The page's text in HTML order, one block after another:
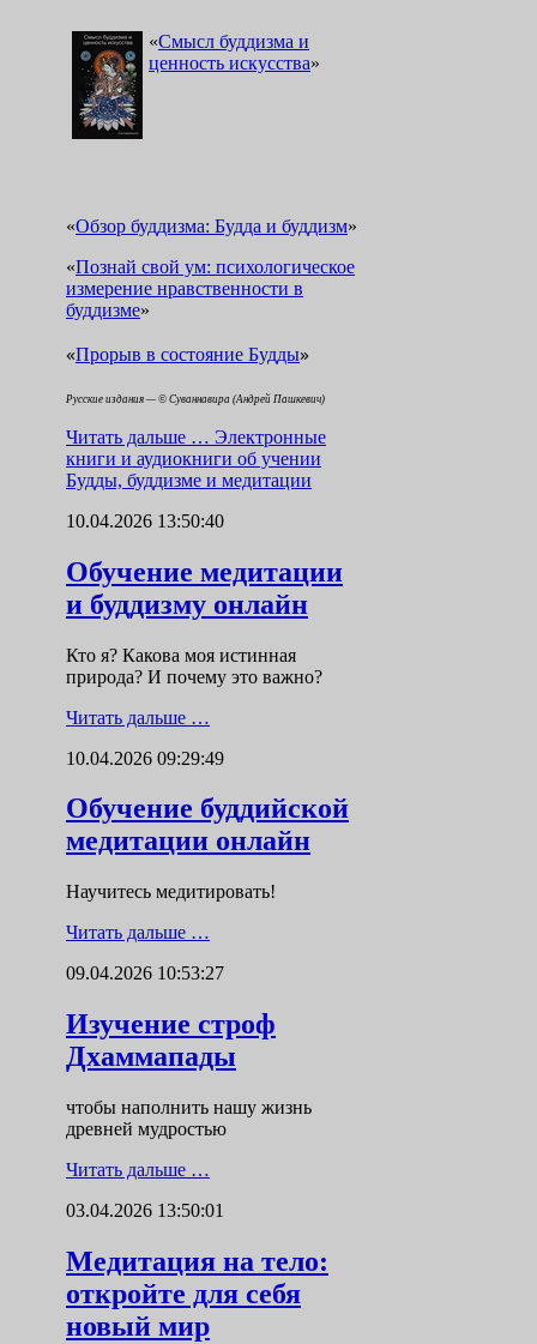
«Смысл буддизма и
ценность искусства»
«Обзор буддизма: Будда и буддизм»
«Познай свой ум: психологическое
измерение нравственности в
буддизме»
«Прорыв в состояние Будды»
Русские издания — © Суваннавира (Андрей Пашкевич)
Читать дальше … Электронные
книги и аудиокниги об учении
Будды, буддизме и медитации
10.04.2026 13:50:40
Обучение медитации
и буддизму онлайн
Кто я? Какова моя истинная
природа? И почему это важно?
Читать дальше …
10.04.2026 09:29:49
Обучение буддийской
медитации онлайн
Научитесь медитировать!
Читать дальше …
09.04.2026 10:53:27
Изучение строф
Дхаммапады
чтобы наполнить нашу жизнь
древней мудростью
Читать дальше …
03.04.2026 13:50:01
Медитация на тело:
откройте для себя
новый мир